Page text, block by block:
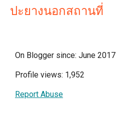
ปะยางนอกสถานที่
On Blogger since: June 2017
Profile views: 1,952
Report Abuse